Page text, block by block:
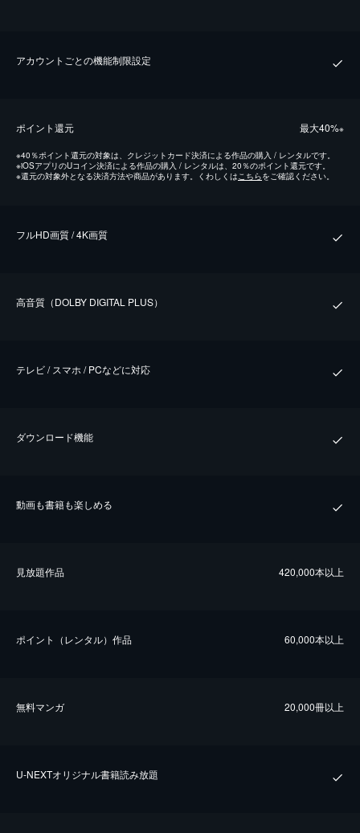
アカウントごとの機能制限設定
ポイント還元 最⼤40%※
※40％ポイント還元の対象は、クレジットカード決済による作品の購入 / レンタルです。
※iOSアプリのUコイン決済による作品の購入 / レンタルは、20％のポイント還元です。
※還元の対象外となる決済方法や商品があります。くわしくは こちらをご確認ください。
フルHD画質 / 4K画質
⾼⾳質（DOLBY DIGITAL PLUS）
テレビ / スマホ / PCなどに対応
ダウンロード機能
動画も書籍も楽しめる
⾒放題作品 420,000本以上
ポイント（レンタル）作品 60,000本以上
無料マンガ 20,000冊以上
U-NEXTオリジナル書籍読み放題